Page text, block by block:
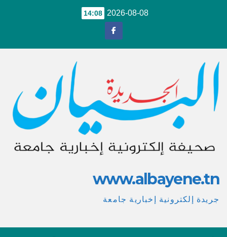
2026-08-08
14:08
www.albayene.tn
جريدة إلكترونية إخبارية جامعة